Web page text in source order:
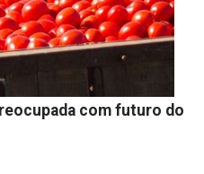
com futuro do